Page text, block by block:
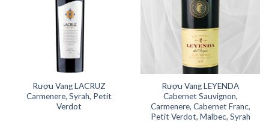
Rượu Vang LACRUZ
Carmenere, Syrah, Petit
Verdot
Rượu Vang LEYENDA
Cabernet Sauvignon,
Carmenere, Cabernet Franc,
Petit Verdot, Malbec, Syrah